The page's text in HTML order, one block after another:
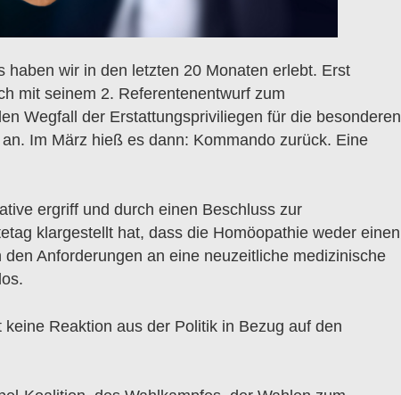
wir in den letzten 20 Monaten erlebt. Erst
mit seinem 2. Referentenentwurf zum
Wegfall der Erstattungspriviliegen für die besonderen
Im März hieß es dann: Kommando zurück. Eine
ergriff und durch einen Beschluss zur
klargestellt hat, dass die Homöopathie weder einen
Anforderungen an eine neuzeitliche medizinische
Reaktion aus der Politik in Bezug auf den